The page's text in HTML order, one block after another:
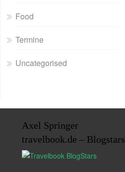
Food
Termine
Uncategorised
Axel Springer
travelbook.de – Blogstars